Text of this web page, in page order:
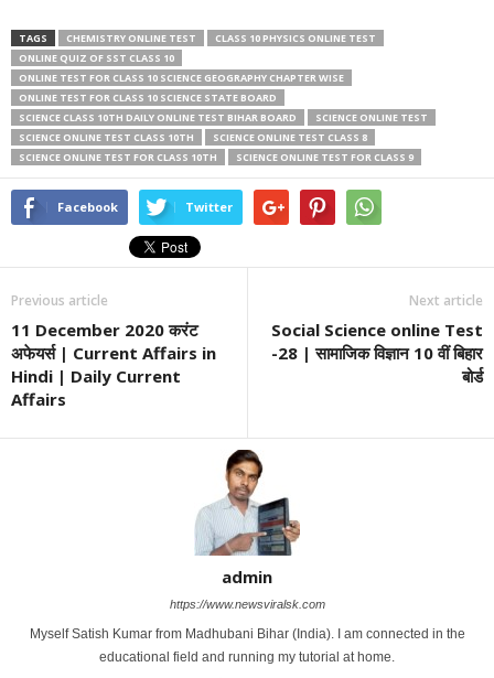
TAGS CHEMISTRY ONLINE TEST
CLASS 10 PHYSICS ONLINE TEST
ONLINE QUIZ OF SST CLASS 10
ONLINE TEST FOR CLASS 10 SCIENCE GEOGRAPHY CHAPTER WISE
ONLINE TEST FOR CLASS 10 SCIENCE STATE BOARD
SCIENCE CLASS 10TH DAILY ONLINE TEST BIHAR BOARD
SCIENCE ONLINE TEST
SCIENCE ONLINE TEST CLASS 10TH
SCIENCE ONLINE TEST CLASS 8
SCIENCE ONLINE TEST FOR CLASS 10TH
SCIENCE ONLINE TEST FOR CLASS 9
Facebook Twitter
Previous article
11 December 2020 करंट
अफेयर्स | Current Affairs in
Hindi | Daily Current
Affairs
Next article
Social Science online Test
-28 | सामाजिक विज्ञान 10 वीं बिहार
बोर्ड
admin
https://www.newsviralsk.com
Myself Satish Kumar from Madhubani Bihar (India). I am connected in the
educational field and running my tutorial at home.